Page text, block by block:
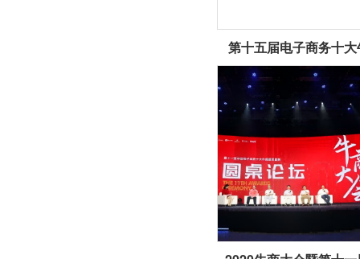
第十五届电子商务十